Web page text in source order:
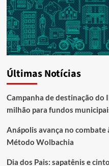
Últimas Notícias
Campanha de destinação do
milhão para fundos
Anápolis avança no combate
Método Wolbachia
Dia dos Pais: sapatênis e